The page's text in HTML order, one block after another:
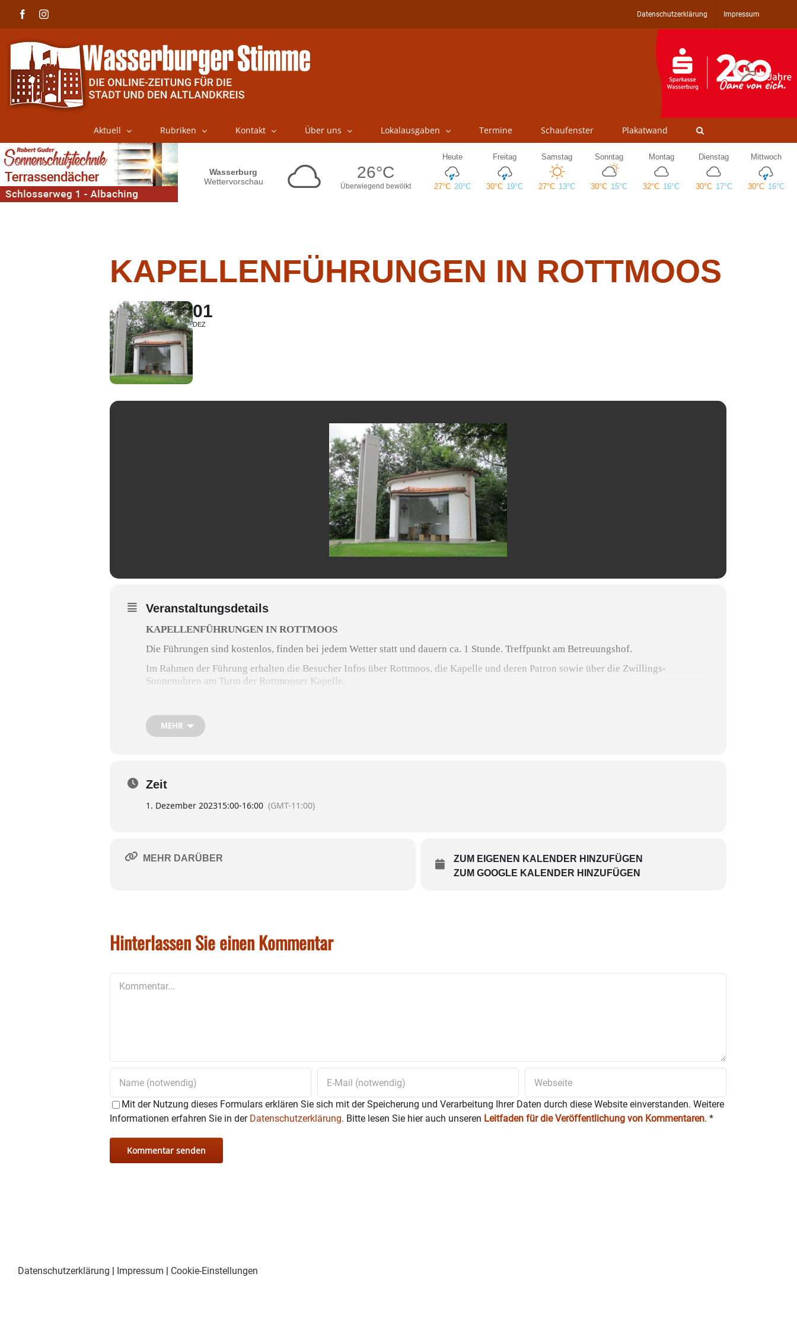
FacebookInstagram Datenschutzerklärung Impressum
Aktuell Rubriken Kontakt Über uns Lokalausgaben Termine Schaufenster Plakatwand
KAPELLENFÜHRUNGEN IN ROTTMOOS
01
DEZ
Veranstaltungsdetails
KAPELLENFÜHRUNGEN IN ROTTMOOS
Die Führungen sind kostenlos, finden bei jedem Wetter statt und dauern ca. 1 Stunde. Treffpunkt am Betreuungshof.
Im Rahmen der Führung erhalten die Besucher Infos über Rottmoos, die Kapelle und deren Patron sowie über die Zwillings-
Sonnenuhren am Turm der Rottmooser Kapelle.
Homepage:
http://www.foerderverein-rottmoos.de/
Letze Führung im Jahr
MEHR
Zeit
1. Dezember 202315:00-16:00 (GMT-11:00)
MEHR DARÜBER
ZUM EIGENEN KALENDER HINZUFÜGEN
ZUM GOOGLE KALENDER HINZUFÜGEN
Hinterlassen Sie einen Kommentar
Mit der Nutzung dieses Formulars erklären Sie sich mit der Speicherung und Verarbeitung Ihrer Daten durch diese Website einverstanden. Weitere
Informationen erfahren Sie in der Datenschutzerklärung. Bitte lesen Sie hier auch unseren Leitfaden für die Veröffentlichung von Kommentaren. *
Datenschutzerklärung | Impressum | Cookie-Einstellungen